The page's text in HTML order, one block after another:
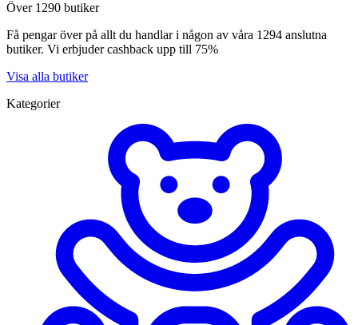
Över 1290 butiker
Få pengar över på allt du handlar i någon av våra 1294 anslutna
butiker. Vi erbjuder cashback upp till 75%
Visa alla butiker
Kategorier